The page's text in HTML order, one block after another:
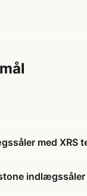
med XRS
indlægssåler